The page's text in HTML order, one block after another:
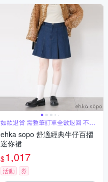
如欲退貨 需整筆訂單全數退回 不能
單退
ehka sopo 舒適經典牛仔百摺
迷你裙
$1,017
活動 券